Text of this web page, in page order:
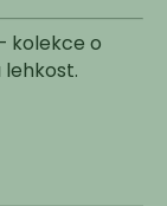
kolekce o
lehkost.